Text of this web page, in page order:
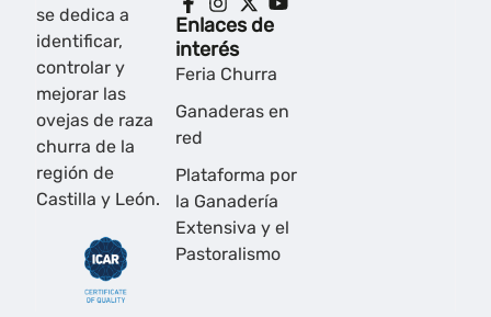
se dedica a
identificar,
controlar y
mejorar las
ovejas de raza
churra de la
región de
Castilla y León.
Enlaces de
interés
Feria Churra
Ganaderas en
red
Plataforma por
la Ganadería
Extensiva y el
Pastoralismo